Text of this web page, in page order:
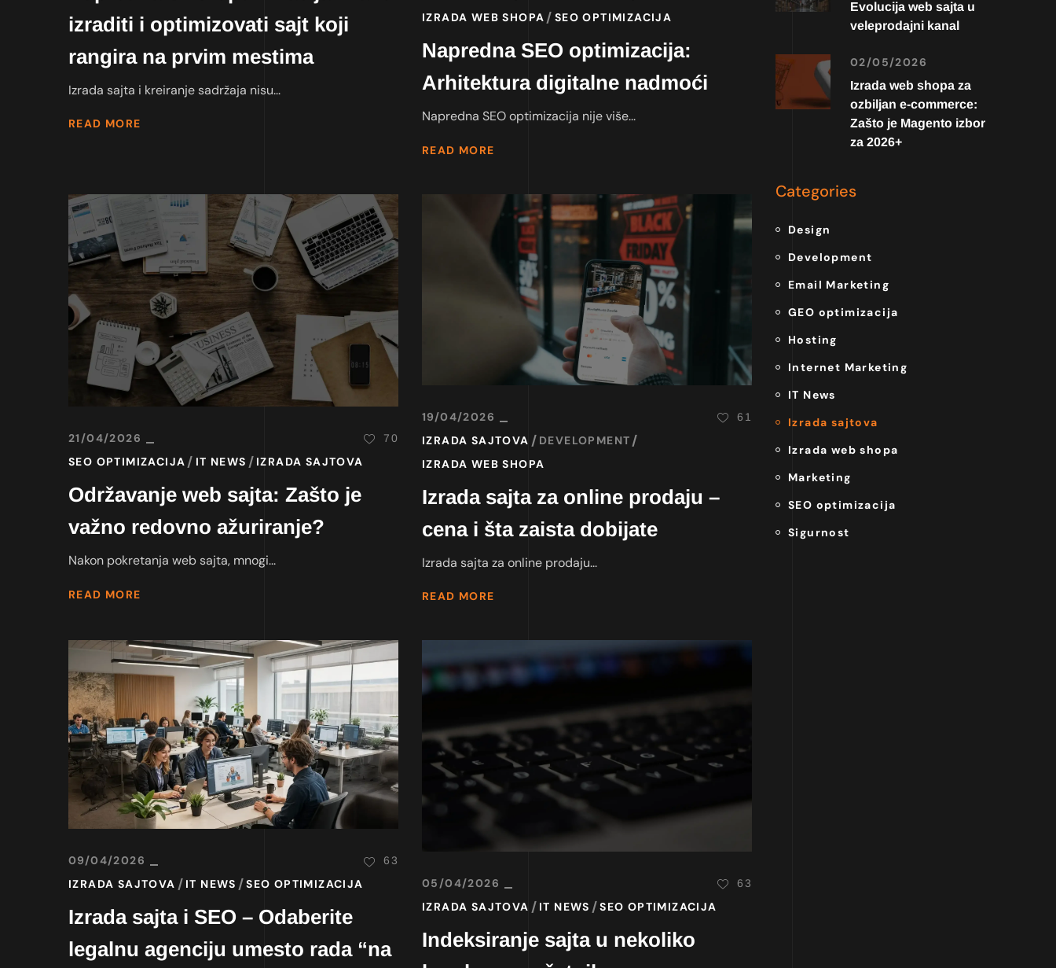
izraditi i optimizovati sajt koji
rangira na prvim mestima
Izrada sajta i kreiranje sadržaja nisu...
READ MORE
IZRADA WEB SHOPA
SEO OPTIMIZACIJA
Napredna SEO optimizacija:
Arhitektura digitalne nadmoći
Napredna SEO optimizacija nije više...
READ MORE
21/04/2026
SEO OPTIMIZACIJA
IT NEWS IZRADA SAJTOVA
70
Održavanje web sajta: Zašto je
važno redovno ažuriranje?
Nakon pokretanja web sajta, mnogi...
READ MORE
19/04/2026
IZRADA SAJTOVA
DEVELOPMENT
IZRADA WEB SHOPA
61
Izrada sajta za online prodaju –
cena i šta zaista dobijate
Izrada sajta za online prodaju...
READ MORE
09/04/2026
IZRADA SAJTOVA
IT NEWS SEO OPTIMIZACIJA
63
Izrada sajta i SEO – Odaberite
legalnu agenciju umesto rada “na
05/04/2026
IZRADA SAJTOVA
IT NEWS SEO OPTIMIZACIJA
63
Indeksiranje sajta u nekoliko
Evolucija web sajta u
veleprodajni kanal
02/05/2026
Izrada web shopa za
ozbiljan e-commerce:
Zašto je Magento izbor
za 2026+
Categories
Design
Development
Email Marketing
GEO optimizacija
Hosting
Internet Marketing
IT News
Izrada sajtova
Izrada web shopa
Marketing
SEO optimizacija
Sigurnost